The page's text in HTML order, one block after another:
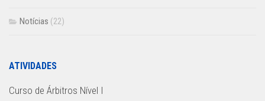
Notícias (22)
ATIVIDADES
Curso de Árbitros Nível I